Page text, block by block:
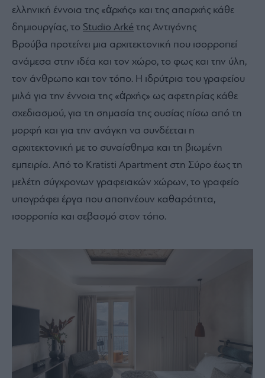
ελληνική έννοια της «ἀρχής» και της απαρχής κάθε
δημιουργίας, το Studio Arké της Αντιγόνης
Βρούβα προτείνει μια αρχιτεκτονική που ισορροπεί
ανάμεσα στην ιδέα και τον χώρο, το φως και την ύλη,
τον άνθρωπο και τον τόπο. Η ιδρύτρια του γραφείου
μιλά για την έννοια της «ἀρχής» ως αφετηρίας κάθε
σχεδιασμού, για τη σημασία της ουσίας πίσω από τη
μορφή και για την ανάγκη να συνδέεται η
αρχιτεκτονική με το συναίσθημα και τη βιωμένη
εμπειρία. Από το Kratisti Apartment στη Σύρο έως τη
μελέτη σύγχρονων γραφειακών χώρων, το γραφείο
υπογράφει έργα που αποπνέουν καθαρότητα,
ισορροπία και σεβασμό στον τόπο.